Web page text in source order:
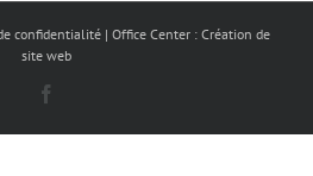
confidentialité | Office Center : Création de
site web